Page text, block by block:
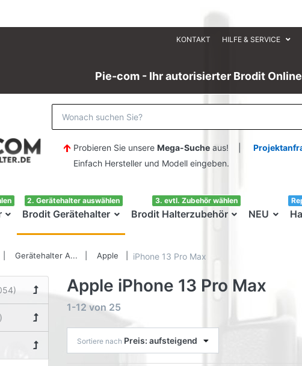
KONTAKT HILFE & SERVICE
Pie-com - Ihr autorisierter Brodit
Probieren Sie unsere Mega-Sucheaus! |
Einfach Hersteller und Modell eingeben.
Brodit Gerätehalter
2. Gerätehalter auswählen
Brodit Halterzubehör
3. evtl. Zubehör wählen
NEU
Gerätehalter A... Apple iPhone 13 Pro Max
Apple iPhone 13 Pro Max
1-12 von 25
Sortiere nach Preis: aufsteigend